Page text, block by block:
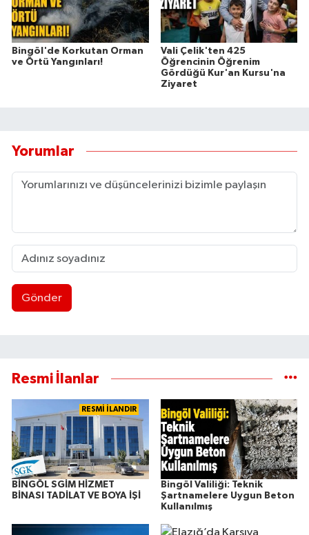
Bingöl'de Korkutan Orman
ve Örtü Yangınları!
Vali Çelik'ten 425
Öğrencinin Öğrenim
Gördüğü Kur'an Kursu'na
Ziyaret
Yorumlar
Gönder
Resmi İlanlar
RESMİ İLANDIR
BİNGÖL SGİM HİZMET
BİNASI TADİLAT VE BOYA İŞİ
Bingöl Valiliği: Teknik
Şartnamelere Uygun Beton
Kullanılmış